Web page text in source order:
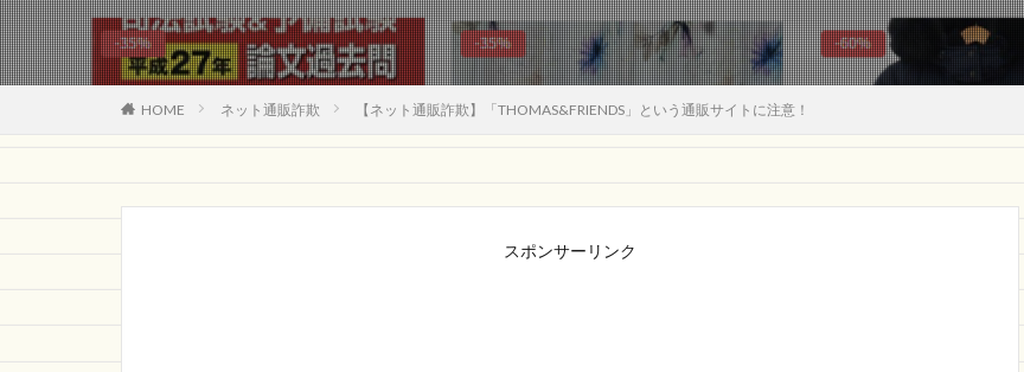
HOME ネット通販詐欺 【ネット通販詐欺】「THOMAS&FRIENDS」という通販サイトに注意！
スポンサーリンク